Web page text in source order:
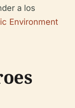
a los
Environment